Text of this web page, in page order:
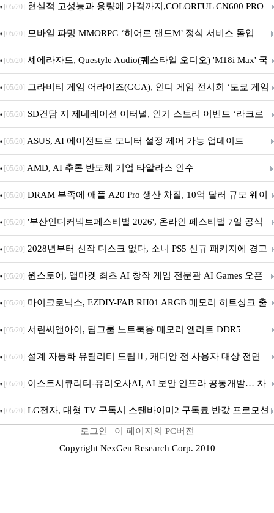
브랜드데이 기획전 진행
[05/20] 현실적 고성능과 용량에 가격까지,COLORFUL CN600 PRO
M.2 NVMe 디앤디컴 1TB
[05/20] 모바일 파밍 MMORPG ‘히어로 랜드M’ 정식 서비스 돌입
[05/20] 셰에라자드, Questyle Audio(퀘스타일 오디오) 'M18i Max' 국
내 정식 출시
[05/20] 그라비티 게임 어라이즈(GGA), 인디 게임 전시회 ‘도쿄 게임
던전 13’ 참가!
[05/20] SD건담 지 제네레이션 이터널, 인기 스토리 이벤트 ‘라크로
아의 용사’ 재개최 및 풍성한 기념 이벤트 실시!
[05/20] ASUS, AI 에이전트로 모니터 설정 제어 가능 업데이트
[05/20] AMD, AI 추론 반도체 기업 타알라스 인수
[05/20] DRAM 부족에 애플 A20 Pro 생산 차질, 10억 달러 규모 웨이
퍼 대기
[05/20] '부산인디커넥트페스티벌 2026', 온라인 페스티벌 7일 공식
개막... 22일간 진행
[05/20] 2028년부터 신작 디스크 없다, 소니 PS5 신규 패키지에 경고
문 추가
[05/20] 원스토어, 앱마켓 최초 AI 창작 게임 전문관 AI Games 오픈
[05/20] 마이크로닉스, EZDIY-FAB RH01 ARGB 메모리 히트싱크 출
시
[05/20] 서린씨앤아이, 팀그룹 노트북용 메모리 엘리트 DDR5
5600MHz 16GB 출시
[05/20] 설계 자동화 유틸리티 드림Ⅱ, 캐디안 전 사용자 대상 전면
무상 배포
[05/20] 이스트시큐리티-퓨리오사AI, AI 보안 인프라 공동개발… 차
세대 AI 보안 플랫폼 구축
[05/20] LG전자, 대형 TV 구독시 스탠바이미2 구독료 반값 프로모션
로그인 | 이 페이지의 PC버전
Copyright NexGen Research Corp. 2010